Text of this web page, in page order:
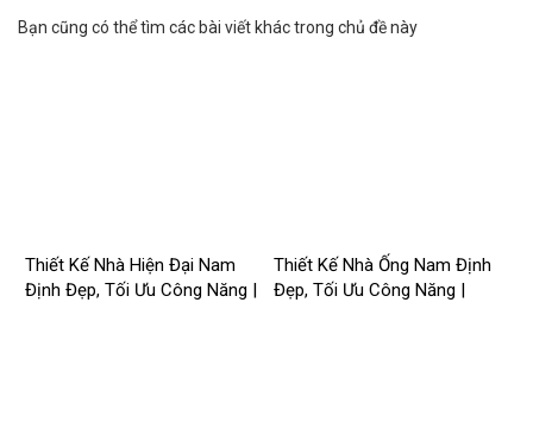
Bạn cũng có thể tìm các bài viết khác trong chủ đề này
Thiết Kế Nhà Hiện Đại Nam
Định Đẹp, Tối Ưu Công Năng |
Thiết Kế Nhà Ống Nam Định
Đẹp, Tối Ưu Công Năng |